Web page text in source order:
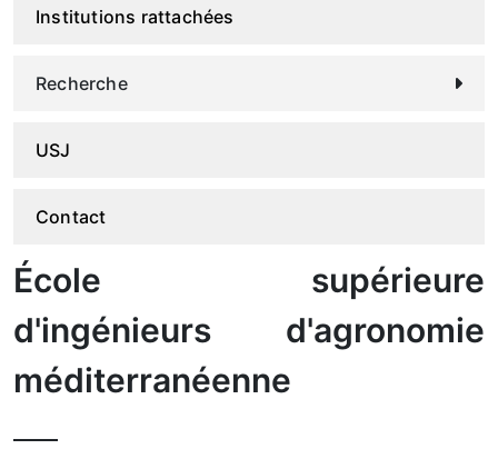
Institutions rattachées
Recherche
USJ
Contact
École supérieure
d'ingénieurs d'agronomie
méditerranéenne